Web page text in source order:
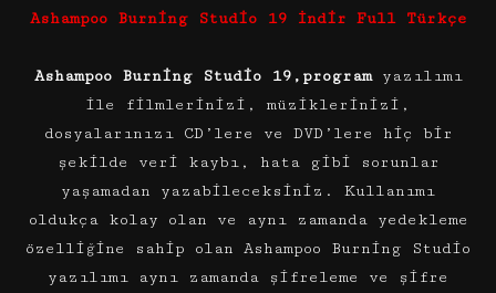
Ashampoo Burning Studio 19 İndir Full Türkçe
Ashampoo Burning Studio 19,program yazılımı
ile filmlerinizi, müziklerinizi,
dosyalarınızı CD’lere ve DVD’lere hiç bir
şekilde veri kaybı, hata gibi sorunlar
yaşamadan yazabileceksiniz. Kullanımı
oldukça kolay olan ve aynı zamanda yedekleme
özelliğine sahip olan Ashampoo Burning Studio
yazılımı aynı zamanda şifreleme ve şifre